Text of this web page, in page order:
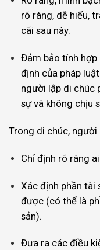
rõ ràng, dễ hiểu,
cãi sau này.
Đảm bảo tính hợp
định của pháp
người lập di chúc
sự và không chịu
Trong di chúc, người
Chỉ định rõ ràng
Xác định phần tài
được (có thể là
sản).
Đưa ra các điều